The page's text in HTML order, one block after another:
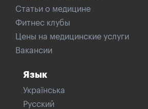
Статьи о медицине
Фитнес клубы
Цены на медицинские услуги
Вакансии
Язык
Українська
Русский